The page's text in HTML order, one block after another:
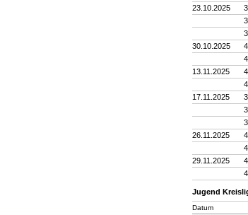
23.10.2025
30.10.2025
13.11.2025
17.11.2025
26.11.2025
29.11.2025
Jugend
Datum